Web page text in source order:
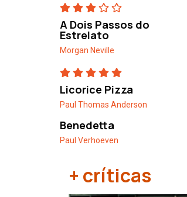
A Dois Passos do
Estrelato
Morgan Neville
Licorice Pizza
Paul Thomas Anderson
Benedetta
Paul Verhoeven
+ críticas